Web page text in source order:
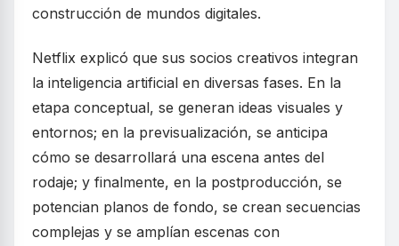
construcción de mundos digitales.
Netflix explicó que sus socios creativos integran
la inteligencia artificial en diversas fases. En la
etapa conceptual, se generan ideas visuales y
entornos; en la previsualización, se anticipa
cómo se desarrollará una escena antes del
rodaje; y finalmente, en la postproducción, se
potencian planos de fondo, se crean secuencias
complejas y se amplían escenas con